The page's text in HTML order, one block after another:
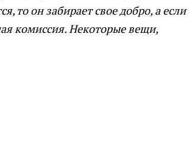
то он забирает свое добро, а если
комиссия. Некоторые вещи,